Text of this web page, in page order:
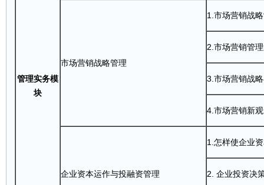
管理实务模
块
市场营销战略管理
1.市场营销战
2.市场营销管
3.市场营销战
4.市场营销新
企业资本运作与投融资管理
1.怎样使企业
2. 企业投资决